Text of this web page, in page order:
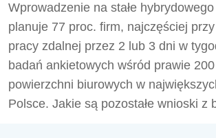
Wprowadzenie na stałe
planuje 77 proc. firm, najczęściej
pracy zdalnej przez 2 lub 3 dni w
badań ankietowych wśród prawie
powierzchni biurowych w
Polsce. Jakie są pozostałe wnioski z